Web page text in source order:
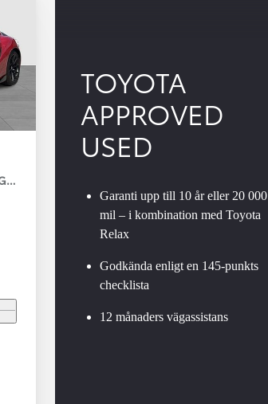
EVO / OMG LEV! MOMSBIL!
TOYOTA
APPROVED
USED
Garanti upp till 10 år eller 20 000
mil – i kombination med Toyota
Relax
Godkända enligt en 145-punkts
checklista
12 månaders vägassistans